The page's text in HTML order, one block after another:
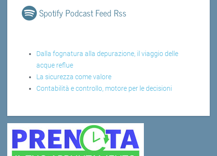
Spotify Podcast Feed Rss
Dalla fognatura alla depurazione, il viaggio delle
acque reflue
La sicurezza come valore
Contabilità e controllo, motore per le decisioni